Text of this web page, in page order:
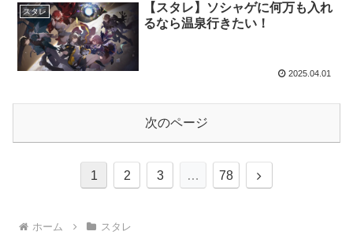
スタレ
【スタレ】ソシャゲに何万も入れ
るなら温泉行きたい！
2025.04.01
次のページ
1 2 3 … 78
次
ホーム スタレ